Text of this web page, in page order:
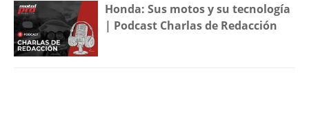
Honda: Sus motos y su tecnología
| Podcast Charlas de Redacción